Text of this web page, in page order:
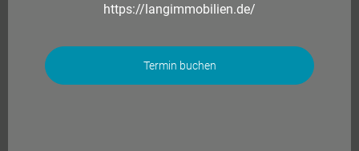
https://langimmobilien.de/
Termin buchen